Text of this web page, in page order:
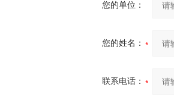
您的单位：
您的姓名：
联系电话：